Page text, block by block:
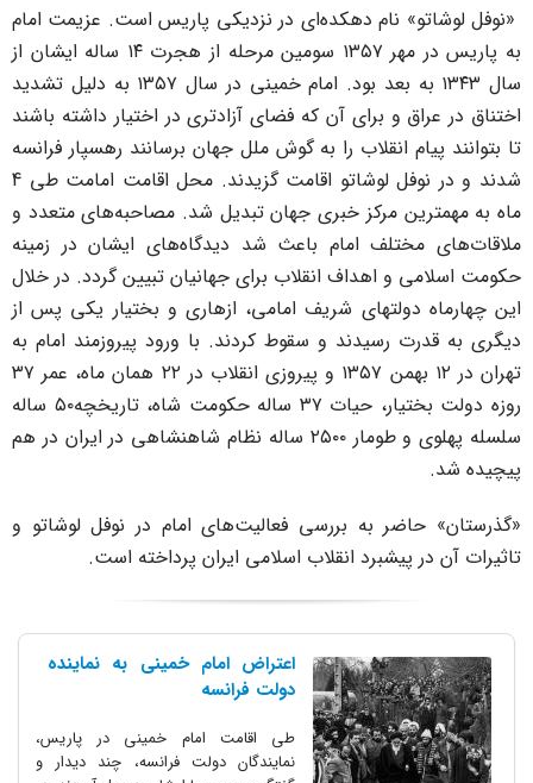
لوشاتو» نام دهکده‌ای در نزدیکی پاریس است. عزیمت امام
به پاریس در مهر ۱۳۵۷ سومین مرحله از هجرت ۱۴ ساله ایشان از
سال ۱۳۴۳ به بعد بود. امام خمینی در سال ۱۳۵۷ به دلیل تشدید
در عراق و برای آن که فضای آزادتری در اختیار داشته باشند
بتوانند پیام انقلاب را به گوش ملل جهان برسانند رهسپار فرانسه
شدند و در نوفل لوشاتو اقامت گزیدند. محل اقامت امامت طی 4
به مهمترین مرکز خبری جهان تبدیل شد. مصاحبه‌های متعدد و
مختلف امام باعث شد دیدگاه‌های ایشان در زمینه
اسلامی و اهداف انقلاب برای جهانیان تبیین گردد. در خلال
چهارماه دولتهای شریف امامی، ازهاری و بختیار یکی پس از
به قدرت رسیدند و سقوط کردند. با ورود پیروزمند امام به
تهران در ۱۲ بهمن ۱۳۵۷ و پیروزی انقلاب در ۲۲ همان ماه، عمر ۳۷
روزه دولت بختیار، حیات ۳۷ ساله حکومت شاه، تاریخچه۵۰ ساله
سلسله پهلوی و طومار ۲۵۰۰ ساله نظام شاهنشاهی در ایران در هم
شد.
حاضر به بررسی فعالیت‌های امام در نوفل لوشاتو و
آن در پیشبرد انقلاب اسلامی ایران پرداخته است.
اعتراض امام خمینی به نماینده
دولت فرانسه
طی اقامت امام خمینی در پاریس،
نمایندگان دولت فرانسه، چند دیدار و